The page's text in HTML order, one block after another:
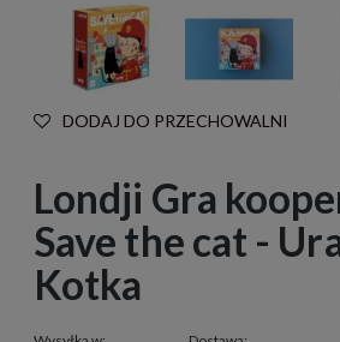
DODAJ DO PRZECHOWALNI
Londji Gra
Save the cat -
Kotka